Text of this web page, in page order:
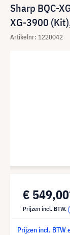
Sharp BQC-
XG-3900
Artikelnr: 1220042
€
Prijzen incl. BTW.
Prijzen incl. BTW